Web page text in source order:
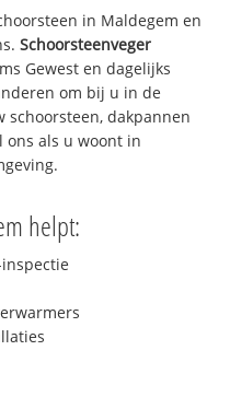
in Maldegem en
Schoorsteenveger
Gewest en dagelijks
om bij u in de
schoorsteen, dakpannen
ons als u woont in
helpt: